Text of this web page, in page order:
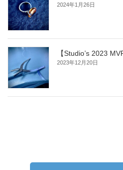
2024年1月26日
【Studio’s 2023
2023年12月20日